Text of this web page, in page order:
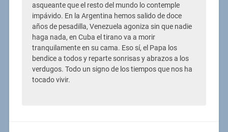
asqueante que el resto del mundo lo contemple
impávido. En la Argentina hemos salido de doce
años de pesadilla, Venezuela agoniza sin que nadie
haga nada, en Cuba el tirano va a morir
tranquilamente en su cama. Eso sí, el Papa los
bendice a todos y reparte sonrisas y abrazos a los
verdugos. Todo un signo de los tiempos que nos ha
tocado vivir.